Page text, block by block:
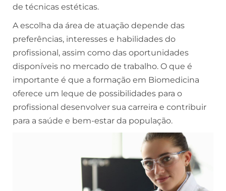
de técnicas estéticas.
A escolha da área de atuação depende das
preferências, interesses e habilidades do
profissional, assim como das oportunidades
disponíveis no mercado de trabalho. O que é
importante é que a formação em Biomedicina
oferece um leque de possibilidades para o
profissional desenvolver sua carreira e contribuir
para a saúde e bem-estar da população.